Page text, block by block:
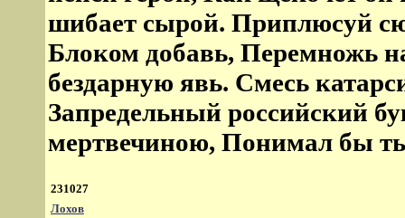
шибает сырой. Приплюсуй
Блоком добавь, Перемножь
бездарную явь. Смесь
Запредельный российский
мертвечиною, Понимал бы
231027
Лохов